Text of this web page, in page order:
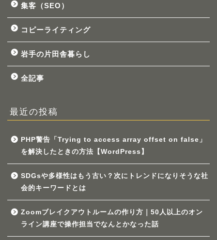
集客（SEO）
コピーライティング
岩手の片田舎暮らし
全記事
最近の投稿
PHP警告「Trying to access array offset on false」
を解決したときの方法【WordPress】
SDGsや多様性はもう古い？次にトレンドになりそうな社
会的キーワードとは
Zoomブレイクアウトルームの作り方｜50人以上のオン
ライン講座で操作担当でなんとかなった話